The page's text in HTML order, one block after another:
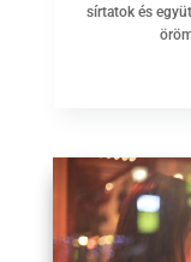
sírtatok és